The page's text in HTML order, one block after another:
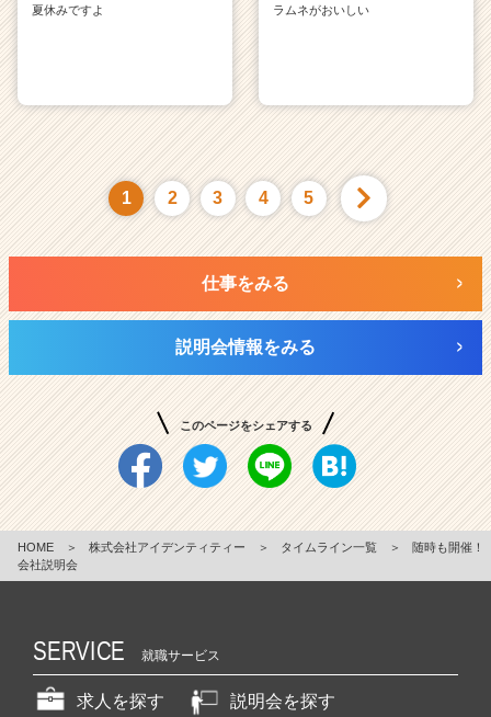
夏休みですよ
ラムネがおいしい
1 2 3 4 5
仕事をみる
説明会情報をみる
このページをシェアする
HOME ＞ 株式会社アイデンティティー ＞ タイムライン一覧 ＞
随時も開催！
会社説明会
SERVICE 就職サービス
求人を探す
説明会を探す